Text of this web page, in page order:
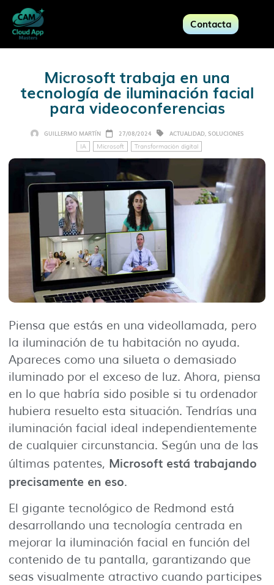
Contacta
Microsoft trabaja en una
tecnología de iluminación facial
para videoconferencias
GUILLERMO MARTÍN 27/08/2024 ACTUALIDAD, SOLUCIONES
IA Microsoft Transformación digital
Piensa que estás en una videollamada, pero
la iluminación de tu habitación no ayuda.
Apareces como una silueta o demasiado
iluminado por el exceso de luz. Ahora, piensa
en lo que habría sido posible si tu ordenador
hubiera resuelto esta situación. Tendrías una
iluminación facial ideal independientemente
de cualquier circunstancia. Según una de las
últimas patentes, Microsoft está trabajando
precisamente en eso.
El gigante tecnológico de Redmond está
desarrollando una tecnología centrada en
mejorar la iluminación facial en función del
contenido de tu pantalla, garantizando que
seas visualmente atractivo cuando participes